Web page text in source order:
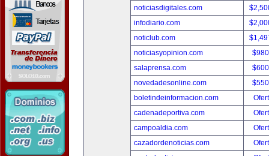
noticiasdigitales.com
infodiario.com
noticlub.com
noticiasyopinion.com
salaprensa.com
novedadesonline.com
boletindeinformacion.com
cadenadeportiva.com
campoaldia.com
cazadordenoticias.com